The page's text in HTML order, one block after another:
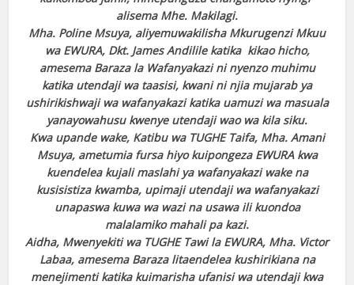
alisema Mhe. Makilagi.
Mha. Poline Msuya, aliyemuwakilisha Mkurugenzi Mkuu
wa EWURA, Dkt. James Andilile katika kikao hicho,
amesema Baraza la Wafanyakazi ni nyenzo muhimu
katika utendaji wa taasisi, kwani ni njia mujarab ya
ushirikishwaji wa wafanyakazi katika uamuzi wa masuala
yanayowahusu kwenye utendaji wao wa kila siku.
Kwa upande wake, Katibu wa TUGHE Taifa, Mha. Amani
Msuya, ametumia fursa hiyo kuipongeza EWURA kwa
kuendelea kujali maslahi ya wafanyakazi wake na
kusisistiza kwamba, upimaji utendaji wa wafanyakazi
unapaswa kuwa wa wazi na usawa ili kuondoa
malalamiko mahali pa kazi.
Aidha, Mwenyekiti wa TUGHE Tawi la EWURA, Mha. Victor
Labaa, amesema Baraza litaendelea kushirikiana na
menejimenti katika kuimarisha ufanisi wa utendaji kwa